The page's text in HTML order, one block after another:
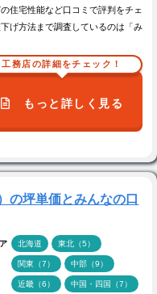
住宅性能など口コミで評判をチェ
げ方法まで調査しているのは「み
工務店の詳細をチェック！
もっと詳しく見る
の坪単価とみんなの口
北海道 東北（5）
関東（7） 中部（9）
近畿（6） 中国・四国（7）